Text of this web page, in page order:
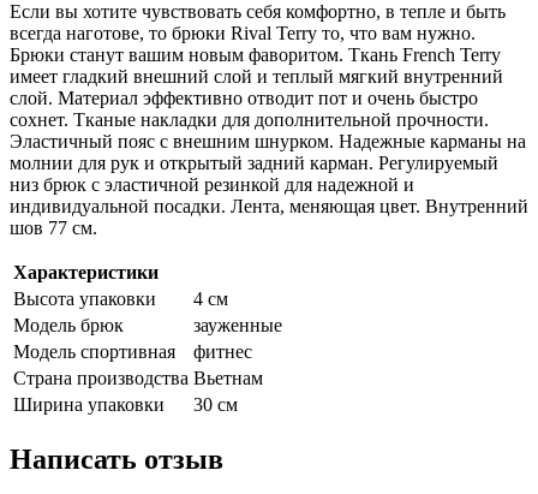
Если вы хотите чувствовать себя комфортно, в тепле и быть
всегда наготове, то брюки Rival Terry то, что вам нужно.
Брюки станут вашим новым фаворитом. Ткань French Terry
имеет гладкий внешний слой и теплый мягкий внутренний
слой. Материал эффективно отводит пот и очень быстро
сохнет. Тканые накладки для дополнительной прочности.
Эластичный пояс с внешним шнурком. Надежные карманы на
молнии для рук и открытый задний карман. Регулируемый
низ брюк с эластичной резинкой для надежной и
индивидуальной посадки. Лента, меняющая цвет. Внутренний
шов 77 см.
Характеристики
Высота упаковки
4 см
Модель брюк
зауженные
Модель спортивная
фитнес
Страна производства Вьетнам
Ширина упаковки
30 см
Написать отзыв